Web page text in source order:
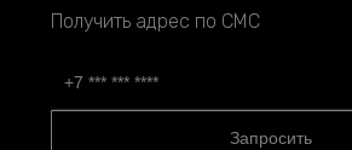
Получить адрес по СМС
Запросить